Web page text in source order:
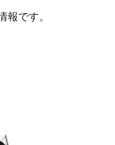
です。